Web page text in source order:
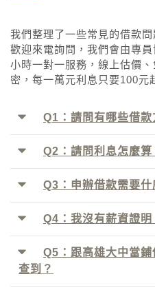
我們整理了一些常見的借款
歡迎來電詢問，我們會由專
小時一對一服務，線上估價
密，每一萬元利息只要100元
Q1：請問有哪些借款
Q2：請問利息怎麼算
Q3：申辦借款需要什
Q4：我沒有薪資證
Q5：跟高雄大中當
查到？